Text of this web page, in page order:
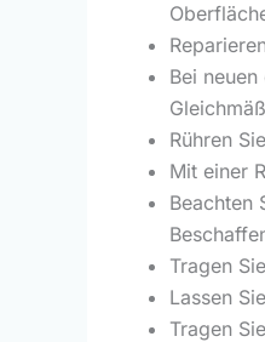
Bei
Rühren
Mit einer
Beachten
Tragen
Lassen
Tragen